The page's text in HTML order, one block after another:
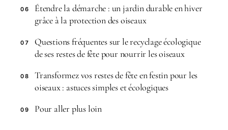
06
Étendre la démarche : un jardin durable en hiver
grâce à la protection des oiseaux
07
Questions fréquentes sur le recyclage écologique
de ses restes de fête pour nourrir les oiseaux
08
Transformez vos restes de fête en festin pour les
oiseaux : astuces simples et écologiques
09 Pour aller plus loin